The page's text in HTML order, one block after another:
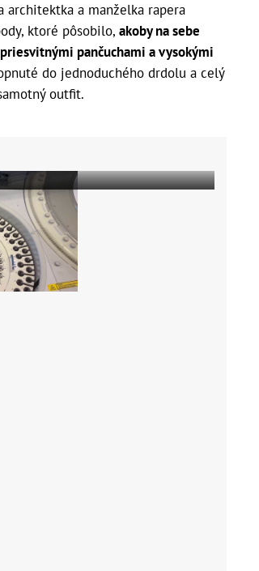
architektka a manželka rapera
ktoré pôsobilo, akoby na sebe
priesvitnými pančuchami a vysokými
do jednoduchého drdolu a celý
outfit.